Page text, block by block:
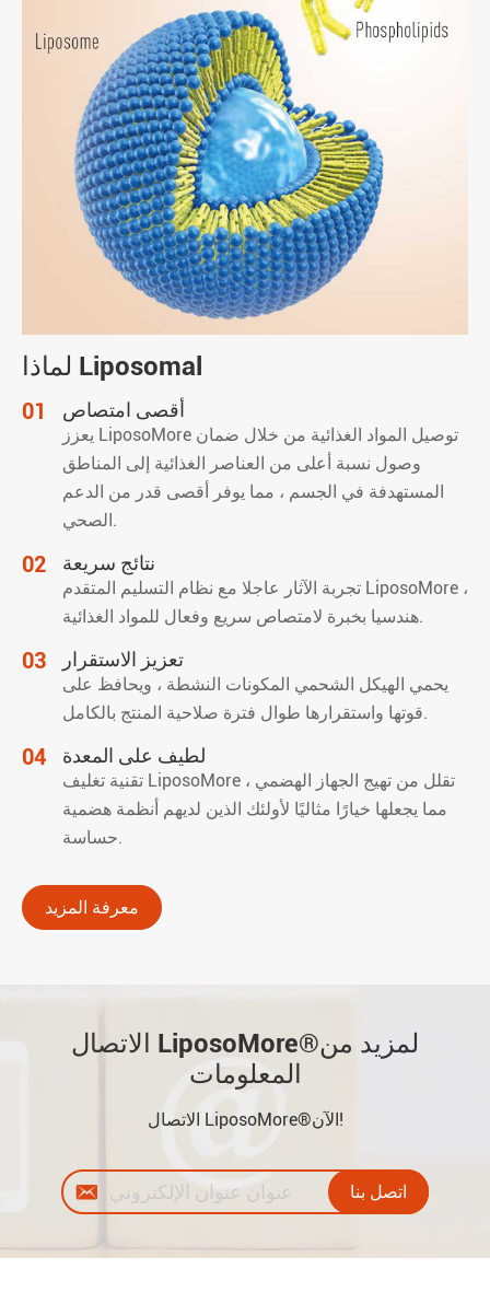
لماذا Liposomal
01 أقصى امتصاص
يعزز LiposoMore توصيل المواد الغذائية من خلال ضمان
وصول نسبة أعلى من العناصر الغذائية إلى المناطق
المستهدفة في الجسم ، مما يوفر أقصى قدر من الدعم
الصحي.
02 نتائج سريعة
تجربة الآثار عاجلا مع نظام التسليم المتقدم LiposoMore ،
هندسيا بخبرة لامتصاص سريع وفعال للمواد الغذائية.
03 تعزيز الاستقرار
يحمي الهيكل الشحمي المكونات النشطة ، ويحافظ على
قوتها واستقرارها طوال فترة صلاحية المنتج بالكامل.
04 لطيف على المعدة
تقنية تغليف LiposoMore تقلل من تهيج الجهاز الهضمي ،
مما يجعلها خيارًا مثاليًا لأولئك الذين لديهم أنظمة هضمية
حساسة.
معرفة المزيد
الاتصال LiposoMore®لمزيد من
المعلومات
الاتصال LiposoMore®الآن!
